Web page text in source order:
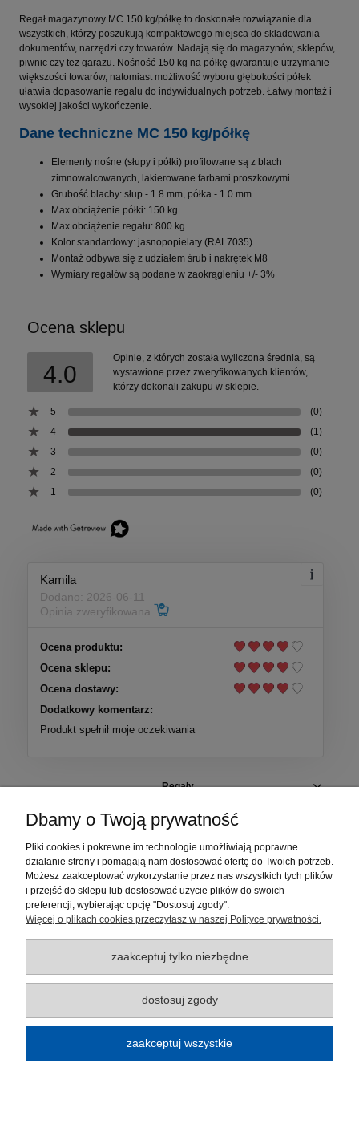
Regał magazynowy MC 150 kg/półkę to doskonałe rozwiązanie dla
wszystkich, którzy poszukują kompaktowego miejsca do składowania
dokumentów, narzędzi czy towarów. Nadają się do magazynów, sklepów,
piwnic czy też garażu. Nośność 150 kg na półkę gwarantuje utrzymanie
większości towarów, natomiast możliwość wyboru głębokości półek
ułatwia dopasowanie regału do indywidualnych potrzeb. Łatwy montaż i
wysokiej jakości wykończenie.
Dane techniczne MC 150 kg/półkę
Elementy nośne (słupy i półki) profilowane są z blach
zimnowalcowanych, lakierowane farbami proszkowymi
Grubość blachy: słup - 1.8 mm, półka - 1.0 mm
Max obciążenie półki: 150 kg
Max obciążenie regału: 800 kg
Kolor standardowy: jasnopopielaty (RAL7035)
Montaż odbywa się z udziałem śrub i nakrętek M8
Wymiary regałów są podane w zaokrągleniu +/- 3%
Ocena sklepu
4.0
Opinie, z których została wyliczona średnia, są
wystawione przez zweryfikowanych klientów,
którzy dokonali zakupu w sklepie.
5
(0)
4
(1)
3
(0)
2
(0)
1
(0)
Kamila
Dodano: 2026-06-11
Opinia zweryfikowana
Ocena produktu:
Ocena sklepu:
Ocena dostawy:
Dodatkowy komentarz:
Produkt spełnił moje oczekiwania
Regały
Szafki i pojemniki
Elementy regałów
Moje konto
Płatności i dostawa
Informacje
O nas
Regulamin sklepu
Dbamy o Twoją prywatność
Pliki cookies i pokrewne im technologie umożliwiają poprawne
działanie strony i pomagają nam dostosować ofertę do Twoich potrzeb.
Możesz zaakceptować wykorzystanie przez nas wszystkich tych plików
i przejść do sklepu lub dostosować użycie plików do swoich
preferencji, wybierając opcję "Dostosuj zgody".
Więcej o plikach cookies przeczytasz w naszej Polityce prywatności.
zaakceptuj tylko niezbędne
dostosuj zgody
zaakceptuj wszystkie